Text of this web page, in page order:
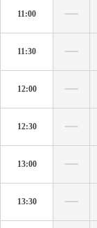
11:00
11:30
12:00
12:30
13:00
13:30